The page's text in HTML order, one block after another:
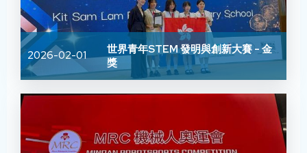
2026-02-01
世界青年STEM 發明與創新大賽 - 金
獎